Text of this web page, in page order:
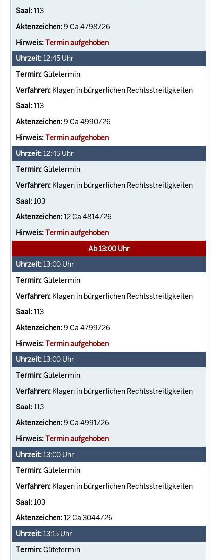
113
9 Ca 4798/26
Termin aufgehoben
12:45 Uhr
Gütetermin
Klagen in bürgerlichen Rechtsstreitigkeiten
113
9 Ca 4990/26
Termin aufgehoben
12:45 Uhr
Gütetermin
Klagen in bürgerlichen Rechtsstreitigkeiten
103
12 Ca 4814/26
Termin aufgehoben
Ab 13:00 Uhr
13:00 Uhr
Gütetermin
Klagen in bürgerlichen Rechtsstreitigkeiten
113
9 Ca 4799/26
Termin aufgehoben
13:00 Uhr
Gütetermin
Klagen in bürgerlichen Rechtsstreitigkeiten
113
9 Ca 4991/26
Termin aufgehoben
13:00 Uhr
Gütetermin
Klagen in bürgerlichen Rechtsstreitigkeiten
103
12 Ca 3044/26
13:15 Uhr
Gütetermin